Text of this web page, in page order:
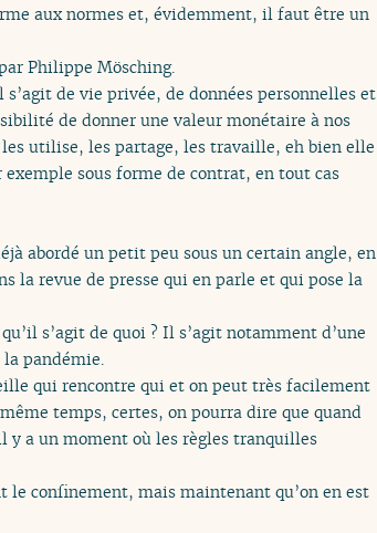
aux normes et, évidemment, il faut être un
Philippe Mösching.
de vie privée, de données personnelles et
de donner une valeur monétaire à nos
les utilise, les partage, les travaille, eh bien elle
sous forme de contrat, en tout cas
abordé un petit peu sous un certain angle, en
la revue de presse qui en parle et qui pose la
s’agit de quoi ? Il s’agit notamment d’une
pandémie.
qui rencontre qui et on peut très facilement
temps, certes, on pourra dire que quand
y a un moment où les règles tranquilles
le confinement, mais maintenant qu’on en est